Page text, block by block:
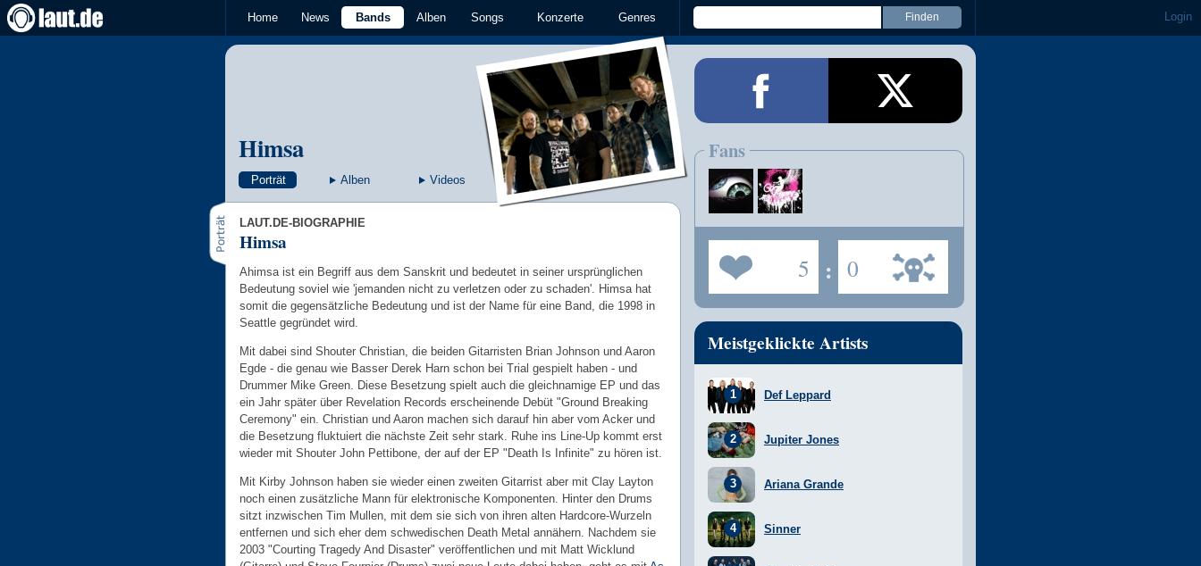
Home News Bands Alben Songs Konzerte Genres Login
Himsa
Porträt Alben Videos
LAUT.DE-BIOGRAPHIE
Himsa
Ahimsa ist ein Begriff aus dem Sanskrit und bedeutet in seiner ursprünglichen
Bedeutung soviel wie 'jemanden nicht zu verletzen oder zu schaden'. Himsa hat
somit die gegensätzliche Bedeutung und ist der Name für eine Band, die 1998 in
Seattle gegründet wird.
Mit dabei sind Shouter Christian, die beiden Gitarristen Brian Johnson und Aaron
Egde - die genau wie Basser Derek Harn schon bei Trial gespielt haben - und
Drummer Mike Green. Diese Besetzung spielt auch die gleichnamige EP und das
ein Jahr später über Revelation Records erscheinende Debüt "Ground Breaking
Ceremony" ein. Christian und Aaron machen sich darauf hin aber vom Acker und
die Besetzung fluktuiert die nächste Zeit sehr stark. Ruhe ins Line-Up kommt erst
wieder mit Shouter John Pettibone, der auf der EP "Death Is Infinite" zu hören ist.
Mit Kirby Johnson haben sie wieder einen zweiten Gitarrist aber mit Clay Layton
noch einen zusätzliche Mann für elektronische Komponenten. Hinter den Drums
sitzt inzwischen Tim Mullen, mit dem sie sich von ihren alten Hardcore-Wurzeln
entfernen und sich eher dem schwedischen Death Metal annähern. Nachdem sie
2003 "Courting Tragedy And Disaster" veröffentlichen und mit Matt Wicklund
Fans
5 : 0
Meistgeklickte Artists
Def Leppard
Jupiter Jones
Ariana Grande
Sinner